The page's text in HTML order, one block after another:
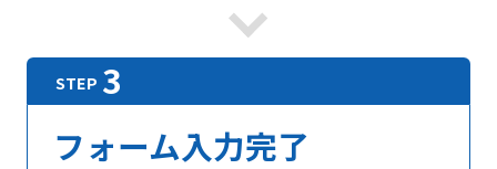
フォーム入力完了